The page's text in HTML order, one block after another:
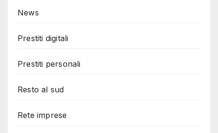
News
Prestiti digitali
Prestiti personali
Resto al sud
Rete imprese